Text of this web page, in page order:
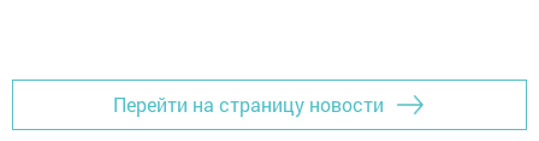
Перейти на страницу новости